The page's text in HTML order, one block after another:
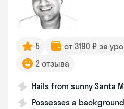
5 от 3190 ₽ за
2 отзыва
Hails from sunny Santa
Possesses a